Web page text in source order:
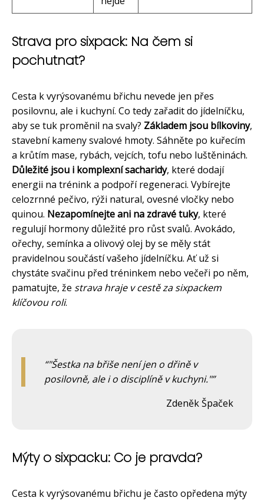
Strava pro sixpack: Na čem si
pochutnat?
Cesta k vyrýsovanému břichu nevede jen přes
posilovnu, ale i kuchyní. Co tedy zařadit do jídelníčku,
aby se tuk proměnil na svaly? Základem jsou bílkoviny,
stavební kameny svalové hmoty. Sáhněte po kuřecím
a krůtím mase, rybách, vejcích, tofu nebo luštěninách.
Důležité jsou i komplexní sacharidy, které dodají
energii na trénink a podpoří regeneraci. Vybírejte
celozrnné pečivo, rýži natural, ovesné vločky nebo
quinou. Nezapomínejte ani na zdravé tuky, které
regulují hormony důležité pro růst svalů. Avokádo,
ořechy, semínka a olivový olej by se měly stát
pravidelnou součástí vašeho jídelníčku. Ať už si
chystáte svačinu před tréninkem nebo večeři po něm,
pamatujte, že strava hraje v cestě za sixpackem
klíčovou roli.
"Šestka na břiše není jen o dřině v
posilovně, ale i o disciplíně v kuchyni."
Zdeněk Špaček
Mýty o sixpacku: Co je pravda?
Cesta k vyrýsovanému břichu je často opředena mýty